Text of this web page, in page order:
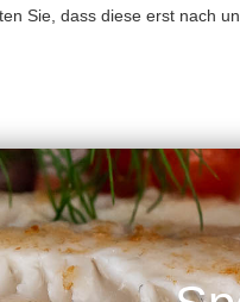
Sie, dass diese erst nach